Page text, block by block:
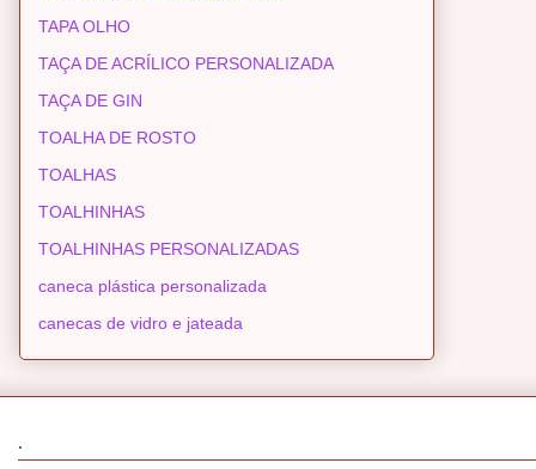
TAPA OLHO
TAÇA DE ACRÍLICO PERSONALIZADA
TAÇA DE GIN
TOALHA DE ROSTO
TOALHAS
TOALHINHAS
TOALHINHAS PERSONALIZADAS
caneca plástica personalizada
canecas de vidro e jateada
.